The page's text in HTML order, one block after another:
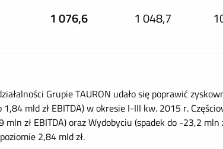
1 076,6 1 048,7
Grupie TAURON udało się poprawić
mld zł EBITDA) w okresie I-III kw. 2015 r.
zł EBITDA) oraz Wydobyciu (spadek do -23,2
2,84 mld zł.